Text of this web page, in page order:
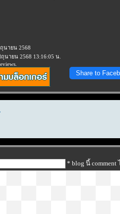
ถุนายน 2568
ถุนายน 2568 13:16:05 น.
Share to
* blog นี้